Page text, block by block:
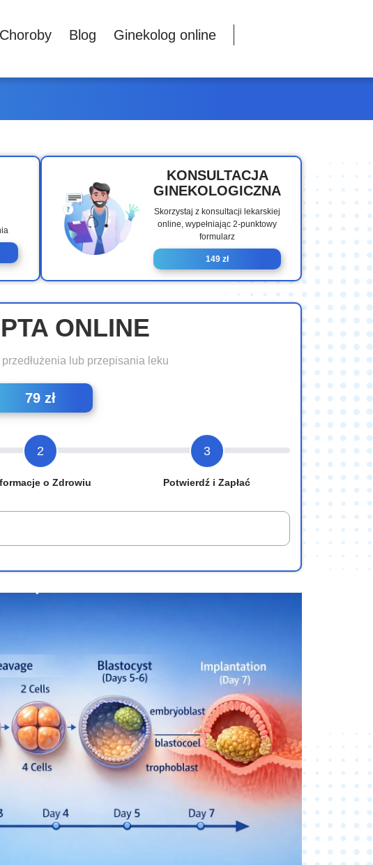
Сhoroby Blog Ginekolog online
KONSULTACJA
GINEKOLOGICZNA
Skorzystaj z konsultacji lekarskiej
online, wypełniając 2-punktowy
formularz
149 zł
ONLINE
lub przepisania leku
79 zł
2
o Zdrowiu
3
Potwierdź i Zapłać